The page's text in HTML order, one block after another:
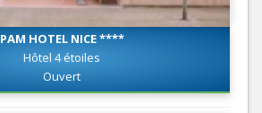
PAM HOTEL NICE ****
Hôtel 4 étoiles
Ouvert